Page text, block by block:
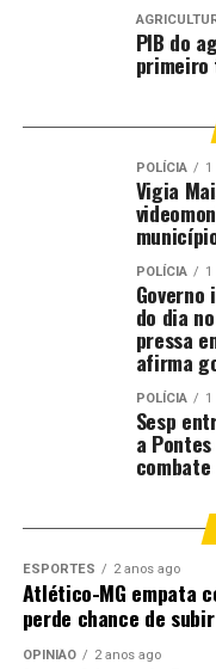
PIB do
POLÍCIA
Vigia
POLÍCIA
do dia
pressa
afirma
POLÍCIA
Sesp
a
ESPORTES 2 anos ago
Atlético-MG empata
perde chance de
OPINIÃO 2 anos ago